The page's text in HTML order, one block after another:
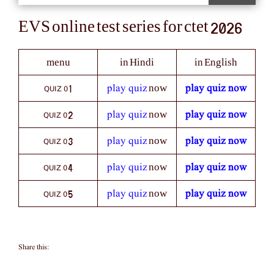
EVS online test series for ctet 2026
menu in Hindi in English
QUIZ 01 play quiznow play quiz now
QUIZ 02 play quiznow play quiz now
QUIZ 03 play quiznow play quiz now
QUIZ 04 play quiznow play quiz now
QUIZ 05 play quiznow play quiz now
Share this: